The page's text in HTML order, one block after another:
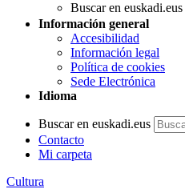
Buscar en euskadi.eus
Información general
Accesibilidad
Información legal
Política de cookies
Sede Electrónica
Idioma
Buscar en euskadi.eus
Contacto
Mi carpeta
Cultura